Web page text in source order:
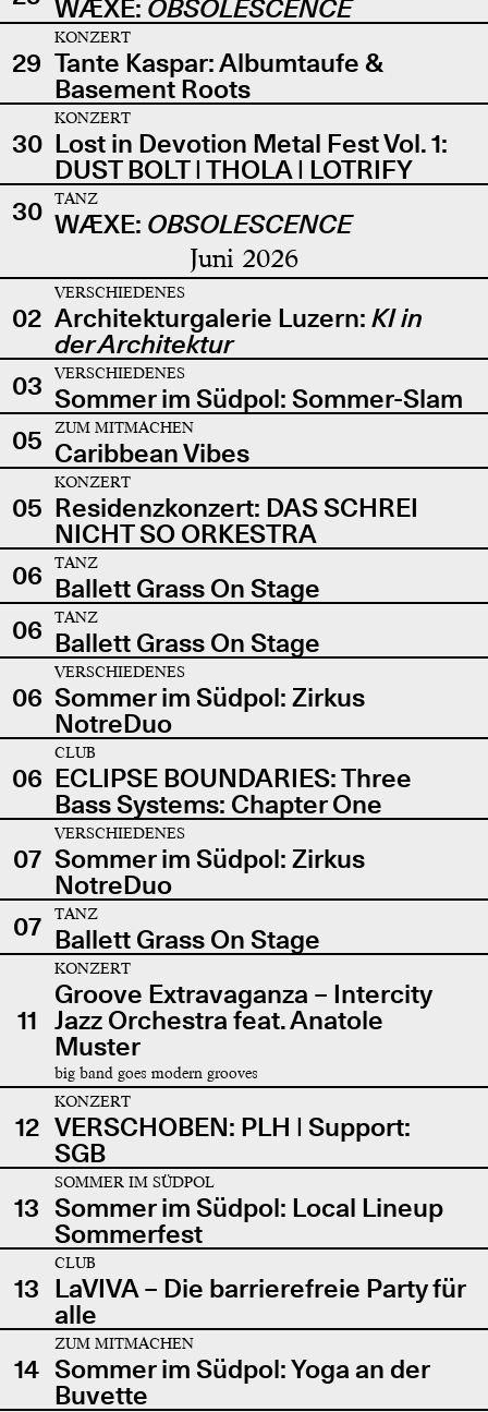
WÆXE: OBSOLESCENCE
29
KONZERT
Tante Kaspar: Albumtaufe &
Basement Roots
30
KONZERT
Lost in Devotion Metal Fest Vol. 1:
DUST BOLT | THOLA | LOTRIFY
30
TANZ
WÆXE: OBSOLESCENCE
Juni 2026
02
VERSCHIEDENES
Architekturgalerie Luzern: KI in
der Architektur
03
VERSCHIEDENES
Sommer im Südpol: Sommer-Slam
05
ZUM MITMACHEN
Caribbean Vibes
05
KONZERT
Residenzkonzert: DAS SCHREI
NICHT SO ORKESTRA
06
TANZ
Ballett Grass On Stage
06
TANZ
Ballett Grass On Stage
06
VERSCHIEDENES
Sommer im Südpol: Zirkus
NotreDuo
06
CLUB
ECLIPSE BOUNDARIES: Three
Bass Systems: Chapter One
07
VERSCHIEDENES
Sommer im Südpol: Zirkus
NotreDuo
07
TANZ
Ballett Grass On Stage
11
KONZERT
Groove Extravaganza – Intercity
Jazz Orchestra feat. Anatole
Muster
big band goes modern grooves
12
KONZERT
VERSCHOBEN: PLH | Support:
SGB
13
SOMMER IM SÜDPOL
Sommer im Südpol: Local Lineup
Sommerfest
13
CLUB
LaVIVA – Die barrierefreie Party für
alle
14
ZUM MITMACHEN
Sommer im Südpol: Yoga an der
Buvette